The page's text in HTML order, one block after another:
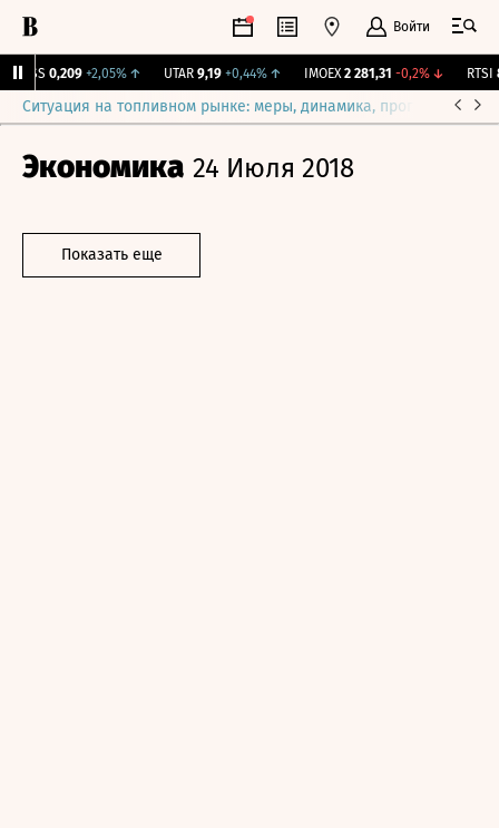
Войти
0,209 +2,05%↑ UTAR 9,19 +0,44%↑ IMOEX 2 281,31 -0,2%↓ RTSI
Ситуация на топливном рынке: меры, динамика, прогнозы
Экономика 24 Июля 2018
Показать еще